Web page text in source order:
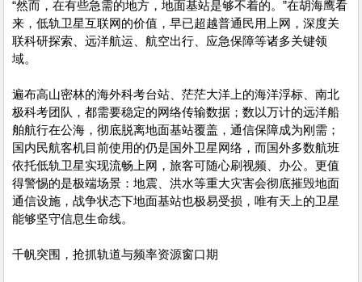
“然而，在有些急需的地方，地面基站是够不着的。”在胡海鹰看
来，低轨卫星互联网的价值，早已超越普通民用上网，深度关
联科研探索、远洋航运、航空出行、应急保障等诸多关键领
域。
遍布高山密林的海外科考台站、茫茫大洋上的海洋浮标、南北
极科考团队，都需要稳定的网络传输数据；数以万计的远洋船
舶航行在公海，彻底脱离地面基站覆盖，通信保障成为刚需；
国内民航客机目前使用的仍是国外卫星网络，而国外多数航班
依托低轨卫星实现流畅上网，旅客可随心刷视频、办公。更值
得警惕的是极端场景：地震、洪水等重大灾害会彻底摧毁地面
通信设施，战争状态下地面基站也极易受损，唯有天上的卫星
能够坚守信息生命线。
千帆突围，抢抓轨道与频率资源窗口期